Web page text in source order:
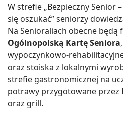
W strefie „Bezpieczny Senior
się oszukać” seniorzy
Na Senioraliach obecne
Ogólnopolską Kartę Seniora
wypoczynkowo-
oraz stoiska z lokalnymi
strefie gastronomicznej na
potrawy przygotowane przez
oraz grill.